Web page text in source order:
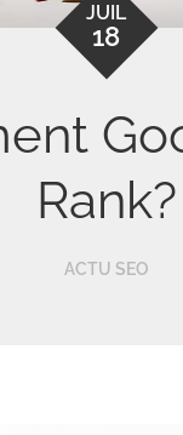
JUIL
18
Rank?
ACTU SEO